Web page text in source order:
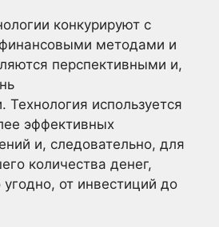
конкурируют с
методами и
перспективными и,
используется
эффективных
и, следовательно, для
количества денег,
от инвестиций до